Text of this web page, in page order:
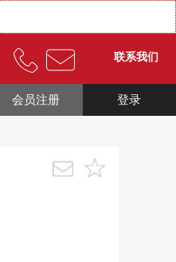
联系我们
登录
会员注册